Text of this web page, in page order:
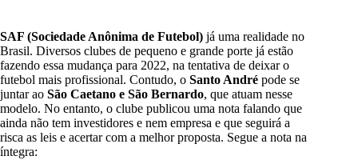
SAF (Sociedade Anônima de Futebol) já uma realidade no
Brasil. Diversos clubes de pequeno e grande porte já estão
fazendo essa mudança para 2022, na tentativa de deixar o
futebol mais profissional. Contudo, o Santo André pode se
juntar ao São Caetano e São Bernardo, que atuam nesse
modelo. No entanto, o clube publicou uma nota falando que
ainda não tem investidores e nem empresa e que seguirá a
risca as leis e acertar com a melhor proposta. Segue a nota na
íntegra: